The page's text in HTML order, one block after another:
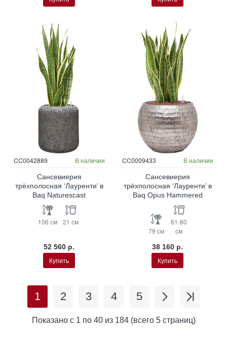
CC0042889 В наличии
Сансевиерия
трёхполосная ‘Лауренти’ в
Baq Naturescast
106 см 21 см
52 560 р.
Купить
CC0009433 В наличии
Сансевиерия
трёхполосная ‘Лауренти’ в
Baq Opus Hammered
79 см
61-80
см
38 160 р.
Купить
1 2 3 4 5
Показано с 1 по 40 из 184 (всего 5 страниц)